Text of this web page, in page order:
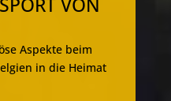
Aspekte beim
in die Heimat